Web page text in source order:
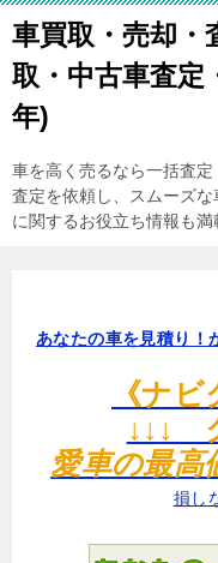
車買取・売却・
取・中古車査定
年)
車を高く売るなら一括査
査定を依頼し、スムーズ
に関するお役立ち情報も
あなたの車を見積り！
《ナ
↓↓↓
愛車の最高
損し